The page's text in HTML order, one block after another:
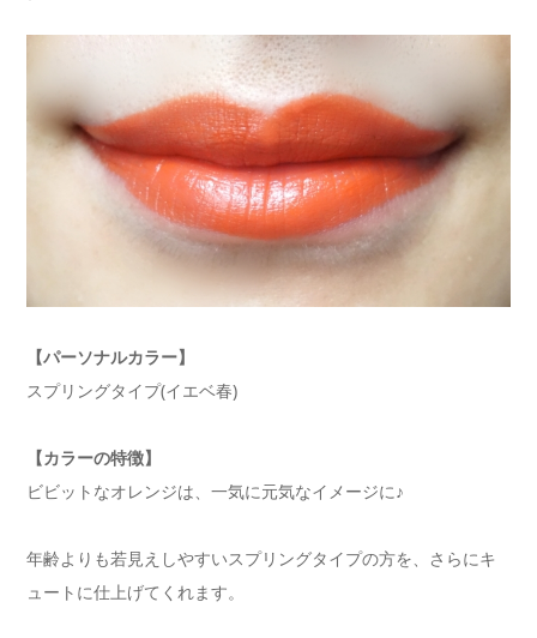
【パーソナルカラー】
スプリングタイプ(イエベ春)
【カラーの特徴】
ビビットなオレンジは、一気に元気なイメージに♪
年齢よりも若見えしやすいスプリングタイプの方を、さらにキ
ュートに仕上げてくれます。